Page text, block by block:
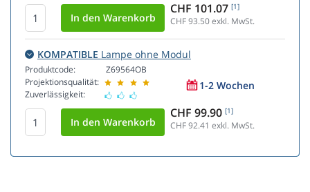
CHF 101.07 [1]
CHF 93.50exkl. MwSt.
KOMPATIBLE Lampe ohne Modul
Produktcode:
Projektionsqualität:
Zuverlässigkeit:
Z69564OB
1-2 Wochen
CHF 99.90 [1]
CHF 92.41 exkl. MwSt.